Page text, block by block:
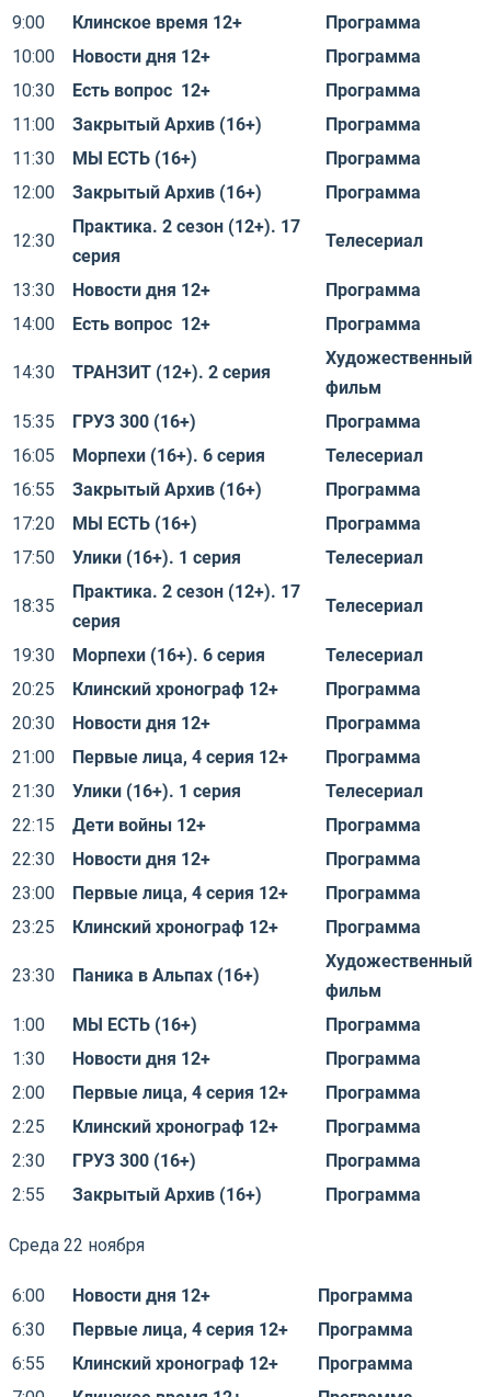
9:00
Клинское время 12+
Программа
10:00
Новости дня 12+
Программа
10:30
Есть вопрос 12+
Программа
11:00
Закрытый Архив (16+)
Программа
11:30
МЫ ЕСТЬ (16+)
Программа
12:00
Закрытый Архив (16+) Программа
12:30
Практика. 2 сезон (12+). 17
серия
Телесериал
13:30 Новости дня 12+
Программа
14:00
Есть вопрос 12+ Программа
14:30 ТРАНЗИТ (12+). 2 серия
Художественный
фильм
15:35
ГРУЗ 300 (16+)
Программа
16:05
Морпехи (16+). 6 серия
Телесериал
16:55
Закрытый Архив (16+)
Программа
17:20
МЫ ЕСТЬ (16+)
Программа
17:50
Улики (16+). 1 серия Телесериал
18:35
Практика. 2 сезон (12+). 17
серия
Телесериал
19:30 Морпехи (16+). 6 серия
Телесериал
20:25
Клинский хронограф 12+
Программа
20:30
Новости дня 12+
Программа
21:00
Первые лица, 4 серия 12+
Программа
21:30
Улики (16+). 1 серия
Телесериал
22:15
Дети войны 12+
Программа
22:30
Новости дня 12+
Программа
23:00
Первые лица, 4 серия 12+
Программа
23:25
Клинский хронограф 12+ Программа
23:30 Паника в Альпах (16+)
Художественный
фильм
1:00
МЫ ЕСТЬ (16+)
Программа
1:30
Новости дня 12+
Программа
2:00
Первые лица, 4 серия 12+
Программа
2:25
Клинский хронограф 12+
Программа
2:30
ГРУЗ 300 (16+)
Программа
2:55
Закрытый Архив (16+) Программа
Среда 22 ноября
6:00 Новости дня 12+
Программа
6:30
Первые лица, 4 серия 12+
Программа
6:55
Клинский хронограф 12+
Программа